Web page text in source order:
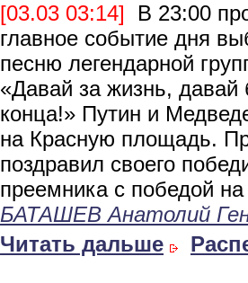
[03.03 03:14] В 23:00
главное событие дня
песню легендарной
«Давай за жизнь, давай
конца!» Путин и
на Красную площадь.
поздравил своего
преемника с победой
БАТАШЕВ Анатолий
Читать дальше